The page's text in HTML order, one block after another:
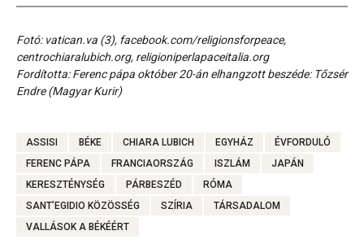
Fotó: vatican.va (3), facebook.com/religionsforpeace,
centrochiaralubich.org, religioniperlapaceitalia.org
Fordította: Ferenc pápa október 20-án elhangzott beszéde: Tőzsér
Endre (Magyar Kurir)
ASSISI BÉKE CHIARA LUBICH EGYHÁZ
ÉVFORDULÓ
FERENC PÁPA
FRANCIAORSZÁG ISZLÁM
JAPÁN
KERESZTÉNYSÉG
PÁRBESZÉD
RÓMA
SANT’EGIDIO KÖZÖSSÉG
SZÍRIA
TÁRSADALOM
VALLÁSOK A BÉKÉÉRT